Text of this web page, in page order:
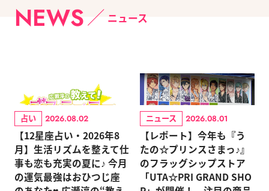
NEWS ニュース
占い 2026.08.02
【12星座占い・2026年8
月】生活リズムを整えて仕
事も恋も充実の夏に♪ 今月
の運気最強はおひつじ座
ニュース 2026.08.01
【レポート】今年も『う
たの☆プリンスさまっ♪』
のフラッグシップストア
「UTA☆PRI GRAND SHO